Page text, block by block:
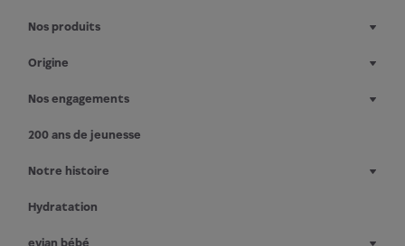
Nos produits
Origine
Nos engagements
200 ans de jeunesse
Notre histoire
Hydratation
evian bébé